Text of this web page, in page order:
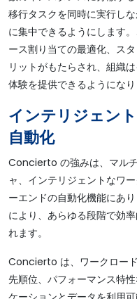
移行タスクを同時に実行し
に集中できるようにします
ース割り当ての最適化、ス
リットがもたらされ、組織
体験を提供できるようになり
インテリジェン
自動化
Concierto の強みは、マル
ャ、インテリジェントなワ
ーエンドの自動化機能にあ
により、あらゆる段階で効
れます。
Concierto は、ワークロー
先順位、パフォーマンス特